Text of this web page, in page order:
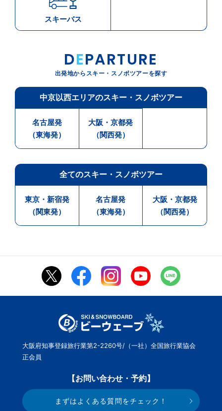
スキーバス
DEPARTURE
出発地からスキー・スノボツアーを探す
中京以西エリアのスキー・スノボツアー
名古屋発
（東海発）
大阪・京都発
（関西発）
全てのスキー・スノボツアー
東京・新宿発
（関東発）
名古屋発
（東海発）
大阪・京都発
（関西発）
大阪府知事登録旅行業第2-2260号/（一社）全国旅行業協会
正会員
【お問い合わせ・予約】
まずはよくある質問をチェック！